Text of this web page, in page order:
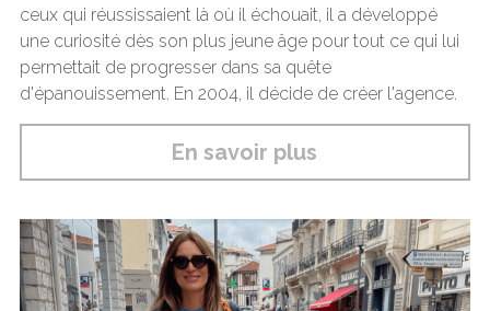
ceux qui réussissaient là où il échouait, il a développé
une curiosité dès son plus jeune âge pour tout ce qui lui
permettait de progresser dans sa quête
d'épanouissement. En 2004, il décide de créer l'agence.
En savoir plus